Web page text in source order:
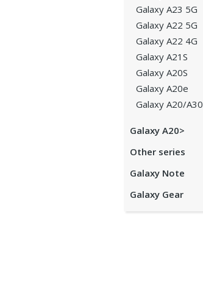
Galaxy A23 5G
Galaxy A22 5G
Galaxy A22 4G
Galaxy A21S
Galaxy A20S
Galaxy A20e
Galaxy A20/A30
Galaxy A20>
Other series
Galaxy Note
Galaxy Gear